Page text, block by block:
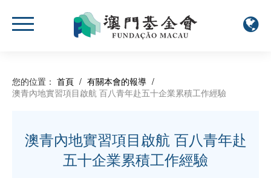
您的位置： 首頁 / 有關本會的報導 /
澳青內地實習項目啟航 百八青年赴五十企業累積工作經驗
澳青內地實習項目啟航 百八青年赴
五十企業累積工作經驗